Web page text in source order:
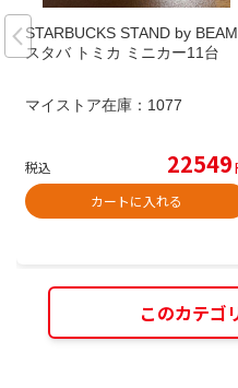
STARBUCKS STAND by
スタバ トミカ ミニカー11台
マイストア在庫： 1077
税込 22549
カートに入れる
このカテゴ